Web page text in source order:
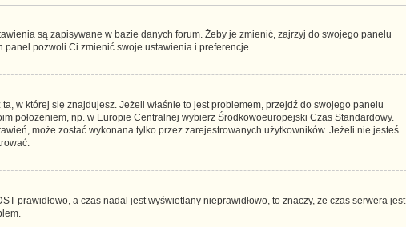
są zapisywane w bazie danych forum. Żeby je zmienić, zajrzyj do swojego panelu
panel pozwoli Ci zmienić swoje ustawienia i preferencje.
w której się znajdujesz. Jeżeli właśnie to jest problemem, przejdź do swojego panelu
położeniem, np. w Europie Centralnej wybierz Środkowoeuropejski Czas Standardowy.
może zostać wykonana tylko przez zarejestrowanych użytkowników. Jeżeli nie jesteś
prawidłowo, a czas nadal jest wyświetlany nieprawidłowo, to znaczy, że czas serwera jest